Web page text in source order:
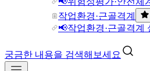
작업환경·근골격계
📢작업환경·근골격계
궁금한 내용을 검색해보세요